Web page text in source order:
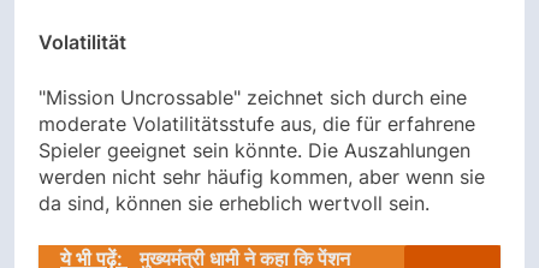
Volatilität
"Mission Uncrossable" zeichnet sich durch eine
moderate Volatilitätsstufe aus, die für erfahrene
Spieler geeignet sein könnte. Die Auszahlungen
werden nicht sehr häufig kommen, aber wenn sie
da sind, können sie erheblich wertvoll sein.
ये भी पढ़ें:
मुख्यमंत्री धामी ने कहा कि पेंशन